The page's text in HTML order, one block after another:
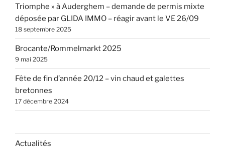
Triomphe » à Auderghem – demande de permis mixte
déposée par GLIDA IMMO – réagir avant le VE 26/09
18 septembre 2025
Brocante/Rommelmarkt 2025
9 mai 2025
Fête de fin d’année 20/12 – vin chaud et galettes
bretonnes
17 décembre 2024
Actualités